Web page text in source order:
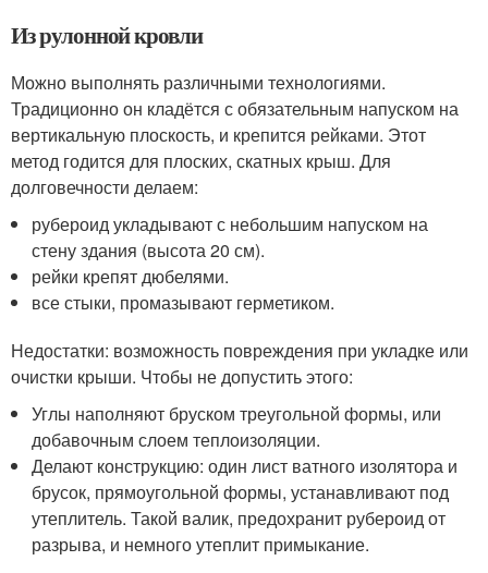
Из рулонной кровли
Можно выполнять различными технологиями.
Традиционно он кладётся с обязательным напуском на
вертикальную плоскость, и крепится рейками. Этот
метод годится для плоских, скатных крыш. Для
долговечности делаем:
рубероид укладывают с небольшим напуском на
стену здания (высота 20 см).
рейки крепят дюбелями.
все стыки, промазывают герметиком.
Недостатки: возможность повреждения при укладке или
очистки крыши. Чтобы не допустить этого:
Углы наполняют бруском треугольной формы, или
добавочным слоем теплоизоляции.
Делают конструкцию: один лист ватного изолятора и
брусок, прямоугольной формы, устанавливают под
утеплитель. Такой валик, предохранит рубероид от
разрыва, и немного утеплит примыкание.